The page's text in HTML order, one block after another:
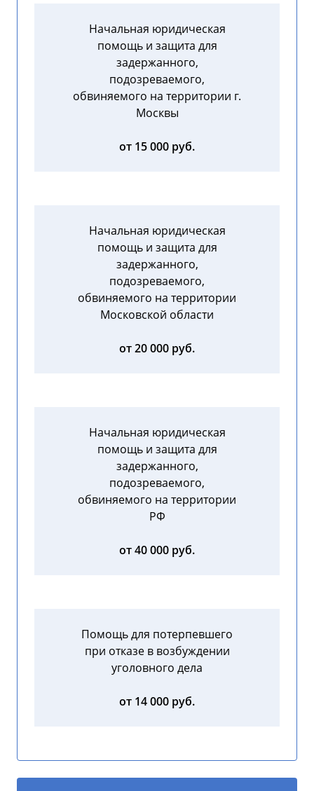
Начальная юридическая
помощь и защита для
задержанного,
подозреваемого,
обвиняемого на территории г.
Москвы
от 15 000 руб.
Начальная юридическая
помощь и защита для
задержанного,
подозреваемого,
обвиняемого на территории
Московской области
от 20 000 руб.
Начальная юридическая
помощь и защита для
задержанного,
подозреваемого,
обвиняемого на территории
РФ
от 40 000 руб.
Помощь для потерпевшего
при отказе в возбуждении
уголовного дела
от 14 000 руб.